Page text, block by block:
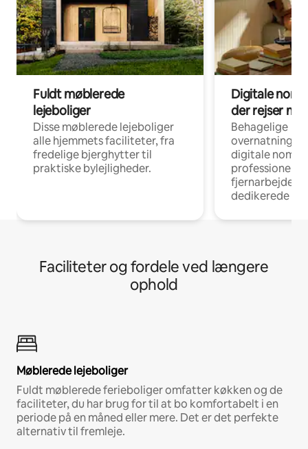
Fuldt møblerede
lejeboliger
Disse møblerede lejeboliger
alle hjemmets faciliteter, fra
fredelige bjerghytter til
praktiske bylejligheder.
Digitale
der rejser
Behagelige
digitale
professionelle
fjernarbejde,
dedikerede
Faciliteter og fordele ved længere
ophold
Møblerede lejeboliger
Fuldt møblerede ferieboliger omfatter køkken og de
faciliteter, du har brug for til at bo komfortabelt i en
periode på en måned eller mere. Det er det perfekte
alternativ til fremleje.